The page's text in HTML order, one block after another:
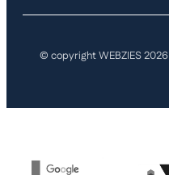
© copyright WEBZIES 2026